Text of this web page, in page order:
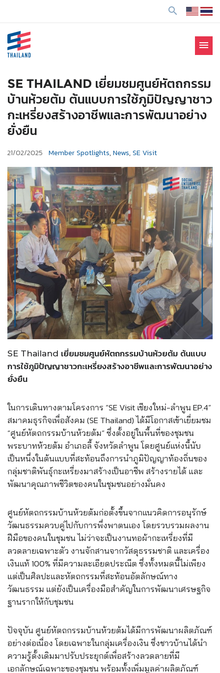
search
Enterprise: SE
menu
SE THAILAND เยี่ยมชมศูนย์หัตถกรรม
บ้านห้วยต้ม ต้นแบบการใช้ภูมิปัญญาชาว
กะเหรี่ยงสร้างอาชีพและการพัฒนาอย่าง
ยั่งยืน
21/02/2025 Member Spotlights, News, SE Visit
SE Thailand เยี่ยมชมศูนย์หัตถกรรมบ้านห้วยต้ม ต้นแบบ
การใช้ภูมิปัญญาชาวกะเหรี่ยงสร้างอาชีพและการพัฒนาอย่าง
ยั่งยืน
ในการเดินทางตามโครงการ “SE Visit เชียงใหม่-ลำพูน EP.4”
สมาคมธุรกิจเพื่อสังคม (SE Thailand) ได้มีโอกาสเข้าเยี่ยมชม
“ศูนย์หัตถกรรมบ้านห้วยต้ม” ซึ่งตั้งอยู่ในพื้นที่ของชุมชน
พระบาทห้วยต้ม อำเภอลี้ จังหวัดลำพูน โดยศูนย์แห่งนี้นับ
เป็นหนึ่งในต้นแบบที่สะท้อนถึงการนำภูมิปัญญาท้องถิ่นของ
กลุ่มชาติพันธุ์กะเหรี่ยงมาสร้างเป็นอาชีพ สร้างรายได้ และ
พัฒนาคุณภาพชีวิตของคนในชุมชนอย่างมั่นคง
ศูนย์หัตถกรรมบ้านห้วยต้มก่อตั้งขึ้นจากแนวคิดการอนุรักษ์
วัฒนธรรมควบคู่ไปกับการพึ่งพาตนเอง โดยรวบรวมผลงาน
ฝีมือของคนในชุมชน ไม่ว่าจะเป็นงานทอผ้ากะเหรี่ยงที่มี
ลวดลายเฉพาะตัว งานจักสานจากวัสดุธรรมชาติ และเครื่อง
เงินแท้ 100% ที่มีความละเอียดประณีต ซึ่งทั้งหมดนี้ไม่เพียง
แต่เป็นศิลปะและหัตถกรรมที่สะท้อนอัตลักษณ์ทาง
วัฒนธรรม แต่ยังเป็นเครื่องมือสำคัญในการพัฒนาเศรษฐกิจ
ฐานรากให้กับชุมชน
ปัจจุบัน ศูนย์หัตถกรรมบ้านห้วยต้มได้มีการพัฒนาผลิตภัณฑ์
อย่างต่อเนื่อง โดยเฉพาะในกลุ่มเครื่องเงิน ซึ่งชาวบ้านได้นำ
ความรู้ดั้งเดิมมาปรับประยุกต์เพื่อสร้างลวดลายที่มี
เอกลักษณ์เฉพาะของชุมชน พร้อมทั้งเพิ่มมูลค่าผลิตภัณฑ์